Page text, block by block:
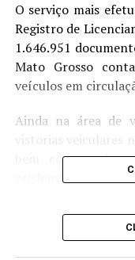
O serviço mais
Registro de
1.646.951
Mato Grosso
veículos em
Ainda na área de
vistorias veiculares
bem como pelas
credenciadas junto
Também foram
propriedade